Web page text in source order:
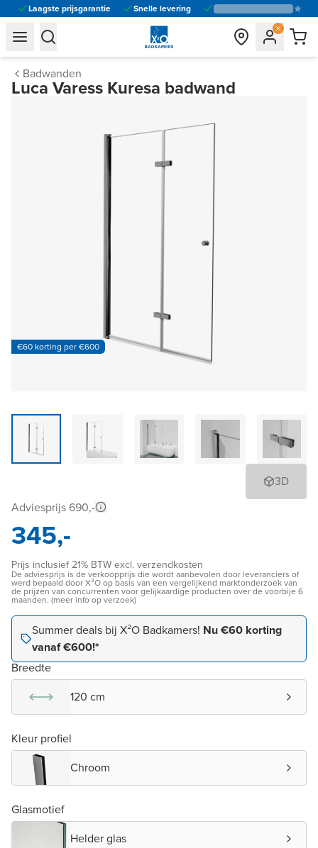
Laagste prijsgarantie Snelle levering
general.navigation.toggle_menu.label
general.navigation.toggle_menu.label
Badwanden
Luca Varess Kuresa badwand
€60 korting per €600
3D
Adviesprijs 690,-
345,-
Prijs inclusief 21% BTW excl. verzendkosten
De adviesprijs is de verkoopprijs die wordt aanbevolen door leveranciers of
werd bepaald door X²O op basis van een vergelijkend marktonderzoek van
de prijzen van concurrenten voor gelijkaardige producten over de voorbije 6
maanden. (meer info op verzoek)
Summer deals bij X²O Badkamers! Nu €60 korting
vanaf €600!*
Breedte
120 cm
Kleur profiel
Chroom
Glasmotief
Helder glas